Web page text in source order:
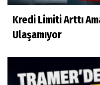
Kredi Limiti Arttı
Ulaşamıyor